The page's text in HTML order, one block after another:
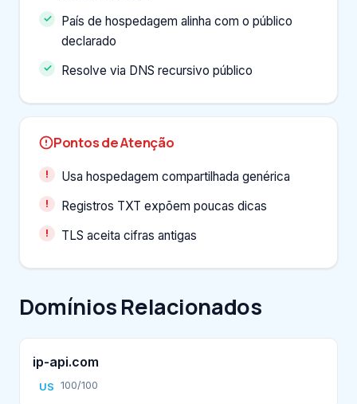
País de hospedagem alinha com o público
declarado
Resolve via DNS recursivo público
Pontos de Atenção
Usa hospedagem compartilhada genérica
Registros TXT expõem poucas dicas
TLS aceita cifras antigas
Domínios Relacionados
ip-api.com
US 100/100